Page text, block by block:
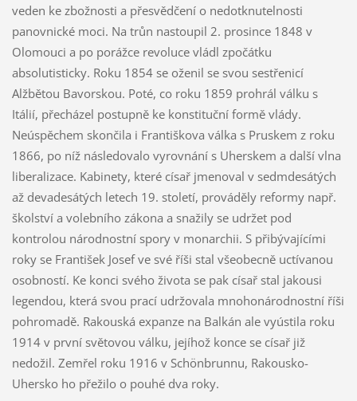
veden ke zbožnosti a přesvědčení o nedotknutelnosti
panovnické moci. Na trůn nastoupil 2. prosince 1848 v
Olomouci a po porážce revoluce vládl zpočátku
absolutisticky. Roku 1854 se oženil se svou sestřenicí
Alžbětou Bavorskou. Poté, co roku 1859 prohrál válku s
Itálií, přecházel postupně ke konstituční formě vlády.
Neúspěchem skončila i Františkova válka s Pruskem z roku
1866, po níž následovalo vyrovnání s Uherskem a další vlna
liberalizace. Kabinety, které císař jmenoval v sedmdesátých
až devadesátých letech 19. století, prováděly reformy např.
školství a volebního zákona a snažily se udržet pod
kontrolou národnostní spory v monarchii. S přibývajícími
roky se František Josef ve své říši stal všeobecně uctívanou
osobností. Ke konci svého života se pak císař stal jakousi
legendou, která svou prací udržovala mnohonárodnostní říši
pohromadě. Rakouská expanze na Balkán ale vyústila roku
1914 v první světovou válku, jejíhož konce se císař již
nedožil. Zemřel roku 1916 v Schönbrunnu, Rakousko-
Uhersko ho přežilo o pouhé dva roky.